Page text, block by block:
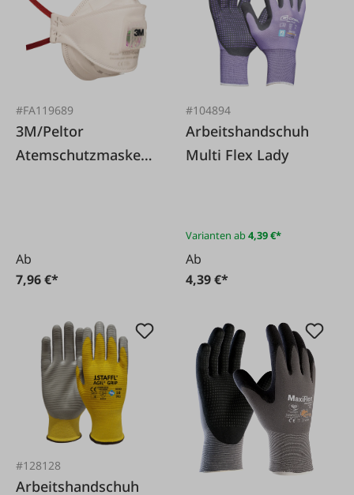
#FA119689
3M/Peltor
Atemschutzmaske
Ab
7,96 €*
#104894
Arbeitshandschuh
Multi Flex Lady
Varianten ab4,39 €*
Ab
4,39 €*
#128128
Arbeitshandschuh